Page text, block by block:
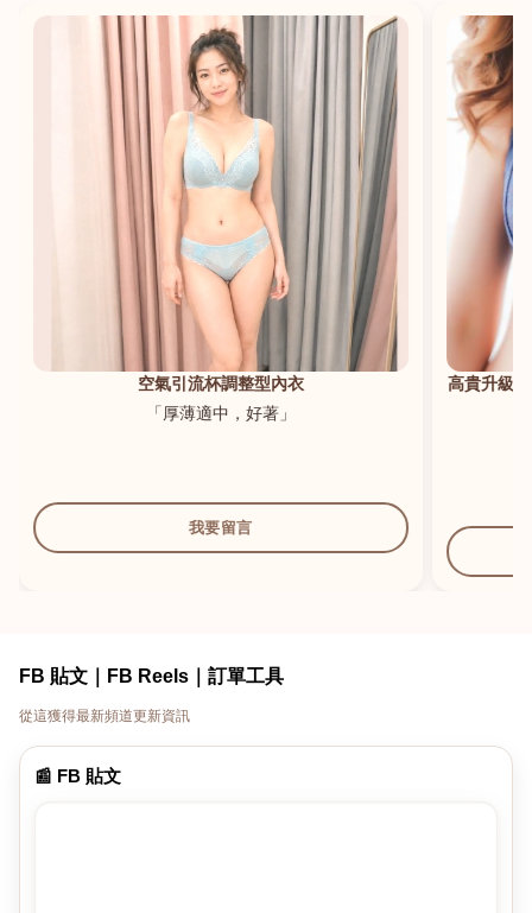
空氣引流杯調整型內衣
「厚薄適中，好著」
我要留言
高貴升級
FB 貼文｜FB Reels｜訂單工具
從這獲得最新頻道更新資訊
📰 FB 貼文
港澳中文
English